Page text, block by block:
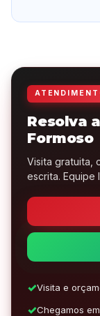
Resolva
Formoso
Visita gratuita,
escrita. Equipe
Visita e
Chegamos